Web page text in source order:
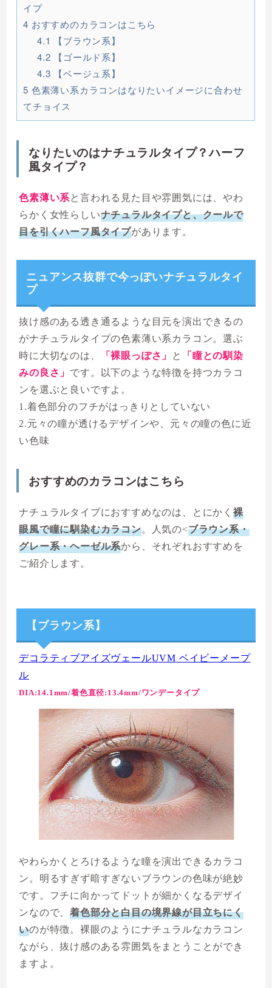
イプ
4 おすすめのカラコンはこちら
4.1
【ブラウン系】
4.2 【ゴールド系】
4.3 【ベージュ系】
5 色素薄い系カラコンはなりたいイメージに合わせ
てチョイス
なりたいのはナチュラルタイプ？ハーフ
風タイプ？
色素薄い系と言われる見た目や雰囲気には、やわ
らかく女性らしいナチュラルタイプと、クールで
目を引くハーフ風タイプがあります。
ニュアンス抜群で今っぽいナチュラルタイ
プ
抜け感のある透き通るような目元を演出できるの
がナチュラルタイプの色素薄い系カラコン。選ぶ
時に大切なのは、
「裸眼っぽさ」 と
「瞳との馴染
みの良さ」 です。以下のような特徴を持つカラコ
ンを選ぶと良いですよ。
1.着色部分のフチがはっきりとしていない
2.元々の瞳が透けるデザインや、元々の瞳の色に近
い色味
おすすめのカラコンはこちら
ナチュラルタイプにおすすめなのは、とにかく 裸
眼風で瞳に馴染むカラコン。人気の<ブラウン系・
グレー系・ヘーゼル系から、それぞれおすすめを
ご紹介します。
【ブラウン系】
デコラティブアイズヴェールUVM ベイビーメープ
ル
DIA:14.1mm/着色直径:13.4mm/ワンデータイプ
やわらかくとろけるような瞳を演出できるカラコ
ン。明るすぎず暗すぎないブラウンの色味が絶妙
です。フチに向かってドットが細かくなるデザイ
ンなので、着色部分と白目の境界線が目立ちにく
いのが特徴。裸眼のようにナチュラルなカラコン
ながら、抜け感のある雰囲気をまとうことができ
ますよ。